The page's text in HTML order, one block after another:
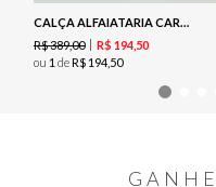
CALÇA ALFAIATARIA CARGO - PRETO
R$389,00 R$ 194 50
ou 1 deR$ 194 50
GANHE